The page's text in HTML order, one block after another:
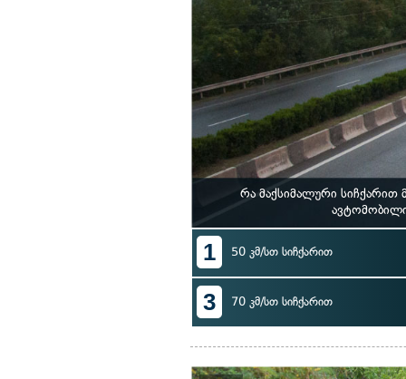
რა მაქსიმალური სიჩქარით
1 50 კმ/სთ სიჩქარით
3 70 კმ/სთ სიჩქარით